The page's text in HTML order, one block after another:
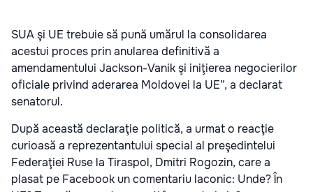
SUA şi UE trebuie să pună umărul la consolidarea
acestui proces prin anularea definitivă a
amendamentului Jackson-Vanik şi iniţierea negocierilor
oficiale privind aderarea Moldovei la UE”, a declarat
senatorul.
După această declaraţie politică, a urmat o reacţie
curioasă a reprezentantului special al preşedintelui
Federaţiei Ruse la Tiraspol, Dmitri Rogozin, care a
plasat pe Facebook un comentariu laconic: Unde? În